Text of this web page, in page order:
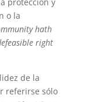
o la
hath
right
de la
referirse sólo